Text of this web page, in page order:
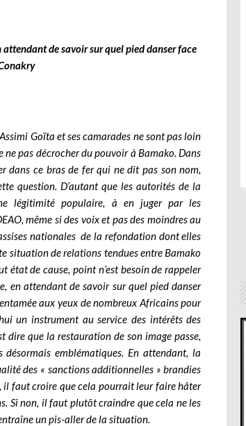
de savoir sur quel pied danser face
Goïta et ses camarades ne sont pas loin
pas décrocher du pouvoir à Bamako. Dans
dans ce bras de fer qui ne dit pas son nom,
question. D’autant que les autorités de la
légitimité populaire, à en juger par les
même si des voix et pas des moindres au
nationales de la refondation dont elles
situation de relations tendues entre Bamako
état de cause, point n’est besoin de rappeler
en attendant de savoir sur quel pied danser
aux yeux de nombreux Africains pour
un instrument au service des intérêts des
dire que la restauration de son image passe,
emblématiques. En attendant, la
des « sanctions additionnelles » brandies
il faut croire que cela pourrait leur faire hâter
Si non, il faut plutôt craindre que cela ne les
un pis-aller de la situation.